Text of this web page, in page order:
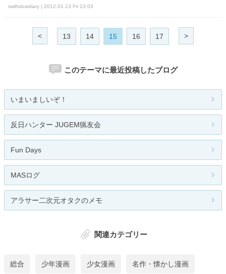
swiftslowdiary | 2012.01.13 Fri 13:03
< 13 14 15 16 17 >
このテーマに最近投稿したブログ
いまいましいぞ！
反日ハンター JUGEM猟友会
Fun Days
MASログ
アラサー二次元オタクのメモ
関連カテゴリー
総合 少年漫画 少女漫画 名作・懐かし漫画